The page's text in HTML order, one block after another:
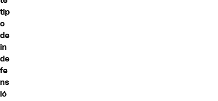
tip
o
de
in
de
fe
ns
ió